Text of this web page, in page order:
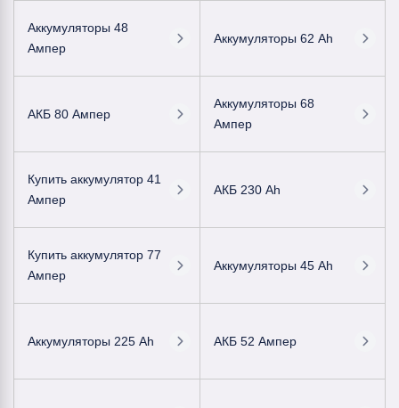
Аккумуляторы 48
Ампер
Аккумуляторы 62 Ah
АКБ 80 Ампер
Аккумуляторы 68
Ампер
Купить аккумулятор 41
Ампер
АКБ 230 Ah
Купить аккумулятор 77
Ампер
Аккумуляторы 45 Ah
Аккумуляторы 225 Ah АКБ 52 Ампер